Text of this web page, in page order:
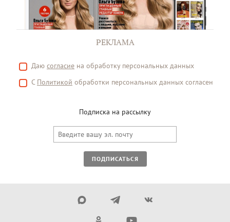
РЕКЛАМА
Даю согласие на обработку персональных данных
С Политикой обработки персональных данных согласен
Подписка на рассылку
ПОДПИСАТЬСЯ